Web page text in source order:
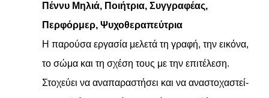
Πέννυ Μηλιά, Ποιήτρια, Συγγραφέας,
Περφόρμερ, Ψυχοθεραπεύτρια
Η παρούσα εργασία μελετά τη γραφή, την εικόνα,
το σώμα και τη σχέση τους με την επιτέλεση.
Στοχεύει να αναπαραστήσει και να αναστοχαστεί-